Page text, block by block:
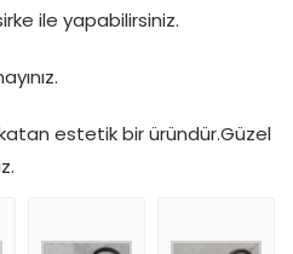
ile yapabilirsiniz.
estetik bir üründür.Güzel